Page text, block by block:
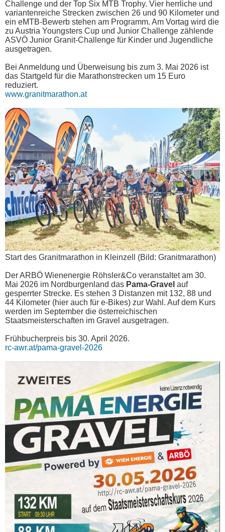
Challenge und der Top Six MTB Trophy. Vier herrliche und
variantenreiche Strecken zwischen 26 und 90 Kilometer und
ein eMTB-Bewerb stehen am Programm. Am Vortag wird die
zu Austria Youngsters Cup und Junior Challenge zählende
ASVÖ Junior Granit-Challenge für Kinder und Jugendliche
ausgetragen.
Bei Anmeldung und Überweisung bis zum 3. Mai 2026 ist
das Startgeld für die Marathonstrecken um 15 Euro
reduziert.
www.granitmarathon.at
Start des Granitmarathon in Kleinzell (Bild: Granitmarathon)
Der ARBÖ Wienenergie Röhsler&Co veranstaltet am 30.
Mai 2026 im Nordburgenland das Pama-Gravel auf
gesperrter Strecke. Es stehen 3 Distanzen mit 132, 88 und
44 Kilometer (hier auch für e-Bikes) zur Wahl. Auf dem Kurs
werden im September die österreichischen
Staatsmeisterschaften im Gravel ausgetragen.
Frühbucherpreis bis 30. April 2026.
rc-awr.at/pama-gravel-2026